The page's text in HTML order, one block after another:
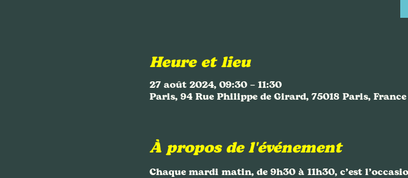
Heure et lieu
27 août 2024, 09:30 – 11:30
Paris, 94 Rue Philippe de Girard, 75018 Paris, France
À propos de l'événement
Chaque mardi matin, de 9h30 à 11h30, c’est